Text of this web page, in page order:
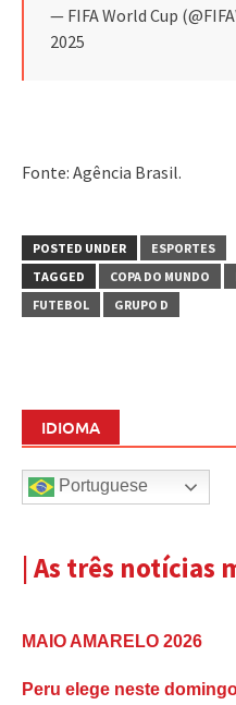
— FIFA World Cup
2025
Fonte: Agência Brasil.
POSTED UNDER
ESPORTES
TAGGED
COPA DO MUNDO
FUTEBOL
GRUPO D
IDIOMA
Portuguese
| As três notícias
MAIO AMARELO 2026
Peru elege neste